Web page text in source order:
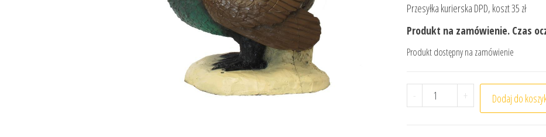
Przesyłka kurierska DPD, koszt 35 zł
Produkt na zamówienie. Czas
Produkt dostępny na zamówienie
- ilość Cel łuczniczy 3D SRT
+ Dodaj do